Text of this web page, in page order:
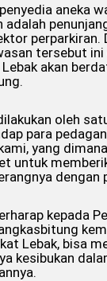
aneka
adalah
perparkiran.
tersebut
akan
oleh
para
yang
untuk
dengan
kepada
Lebak, bisa
kesibukan